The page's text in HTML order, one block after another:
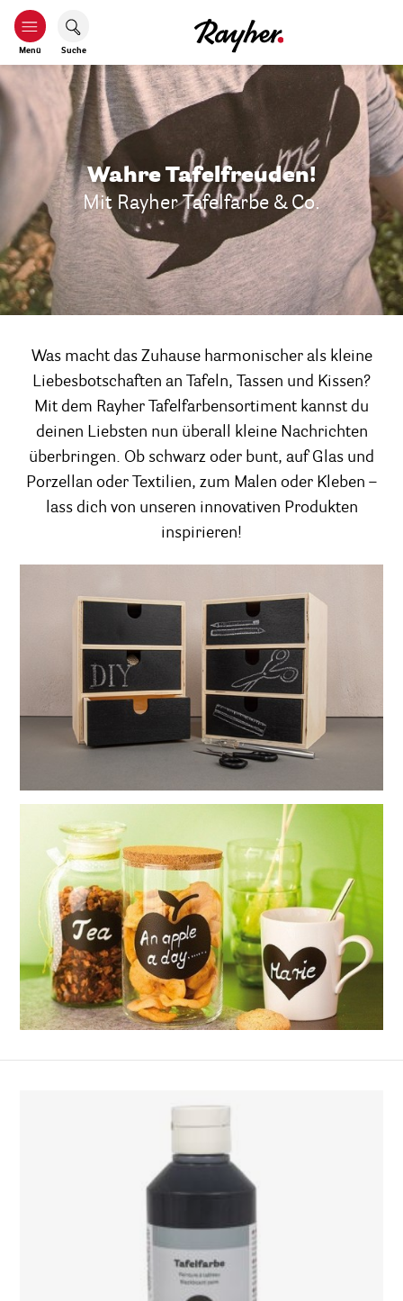
Menü Suche
Wahre Tafelfreuden!
Mit Rayher Tafelfarbe & Co.
Was macht das Zuhause harmonischer als kleine
Liebesbotschaften an Tafeln, Tassen und Kissen?
Mit dem Rayher Tafelfarbensortiment kannst du
deinen Liebsten nun überall kleine Nachrichten
überbringen. Ob schwarz oder bunt, auf Glas und
Porzellan oder Textilien, zum Malen oder Kleben –
lass dich von unseren innovativen Produkten
inspirieren!